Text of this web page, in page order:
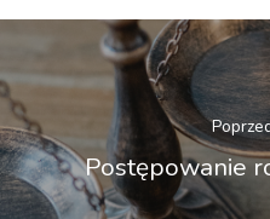
Postępowanie